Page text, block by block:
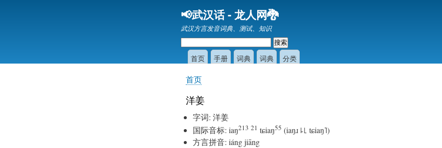
📢武汉话 - 龙人网🐉
武汉方言发音词典、测试、知识
首页 手册 词典 词典 分类
你
在
首页
洋姜
字词: 洋姜
国际音标: iaŋ213 21 tɕiaŋ55 (iaŋɹ ꜕꜖ tɕiaŋ˥)
方言拼音: iáng jiāng